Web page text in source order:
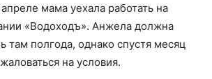
мама уехала работать на
«Водоходъ». Анжела должна
там полгода, однако спустя месяц
на условия.